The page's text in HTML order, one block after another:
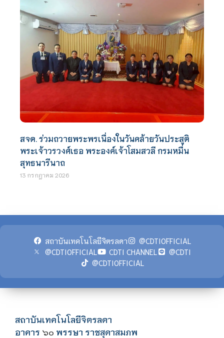
สจด. ร่วมถวายพระพรเนื่องในวันคล้ายวันประสูติ
พระเจ้าวรวงศ์เธอ พระองค์เจ้าโสมสวลี กรมหมื่น
สุทธนารีนาถ
13 กรกฎาคม 2026
สถาบันเทคโนโลยีจิตรลดา
@CDTIOFFICIAL
@CDTIOFFICIAL
CDTI CHANNEL
@CDTI
@CDTIOFFICIAL
สถาบันเทคโนโลยีจิตรลดา
อาคาร ๖๐ พรรษา ราชสุดาสมภพ